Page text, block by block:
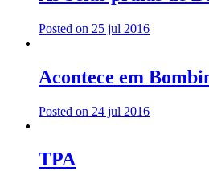
Posted on 25 jul 2016
Acontece em
Posted on 24 jul 2016
TPA